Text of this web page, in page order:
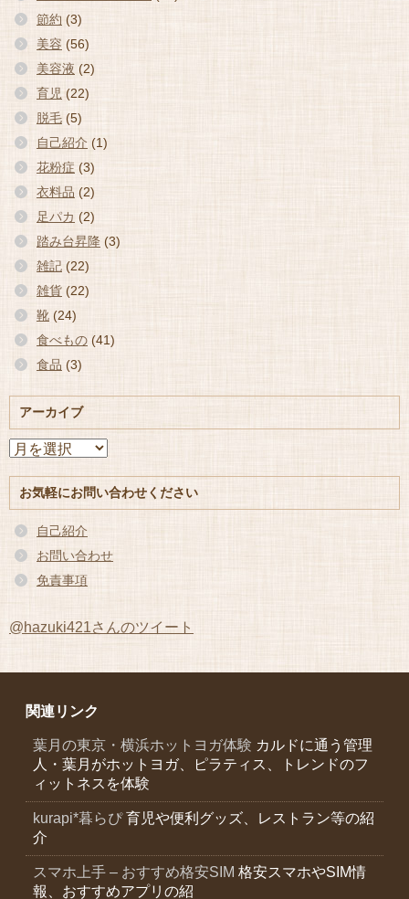
節約 (3)
美容 (56)
美容液 (2)
育児 (22)
脱毛 (5)
自己紹介 (1)
花粉症 (3)
衣料品 (2)
足パカ (2)
踏み台昇降 (3)
雑記 (22)
雑貨 (22)
靴 (24)
食べもの (41)
食品 (3)
アーカイブ
ア
イ
ブ
お気軽にお問い合わせください
自己紹介
お問い合わせ
免責事項
@hazuki421さんのツイート
関連リンク
葉月の東京・横浜ホットヨガ体験 カルドに通う管理
人・葉月がホットヨガ、ピラティス、トレンドのフ
ィットネスを体験
kurapi*暮らぴ育児や便利グッズ、レストラン等の紹
介
スマホ上手 – おすすめ格安SIM 格安スマホやSIM情
報、おすすめアプリの紹